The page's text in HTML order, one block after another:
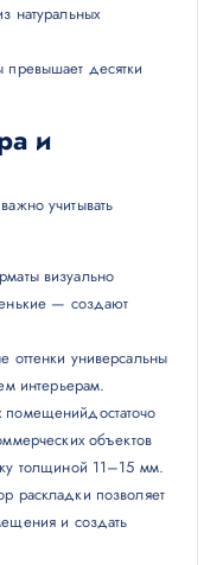
натуральных
превышает десятки
и
учитывать
визуально
— создают
оттенки универсальны
интерьерам.
объектов
толщиной 11–15 мм.
раскладки позволяет
и создать